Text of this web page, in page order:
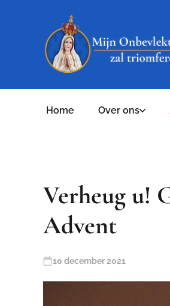
Home Over ons
Verheug u!
Advent
10 december 2021